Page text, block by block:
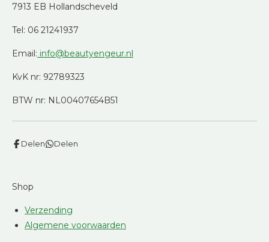
7913 EB Hollandscheveld
Tel: 06 21241937
Email: info@beautyengeur.nl
KvK nr: 92789323
BTW nr: NL00407654B51
Delen Delen
Shop
Verzending
Algemene voorwaarden